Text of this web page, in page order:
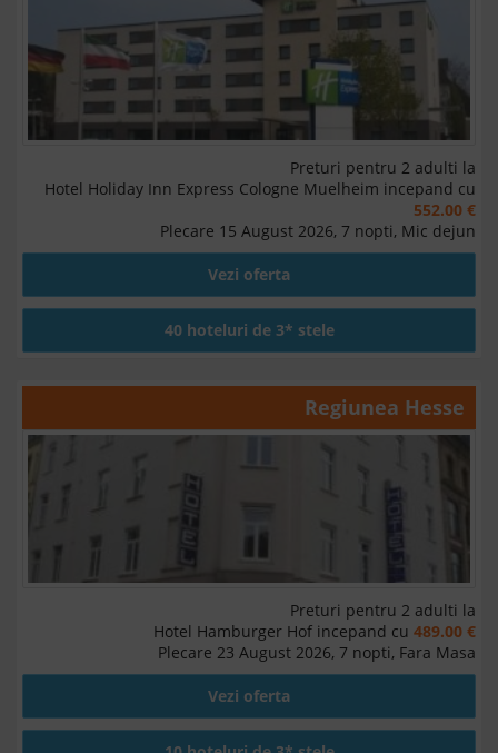
Preturi pentru 2 adulti la
Hotel Holiday Inn Express Cologne Muelheim incepand cu
552.00 €
Plecare 15 August 2026, 7 nopti, Mic dejun
Vezi oferta
40 hoteluri de 3* stele
Regiunea Hesse
Preturi pentru 2 adulti la
Hotel Hamburger Hof incepand cu 489.00 €
Plecare 23 August 2026, 7 nopti, Fara Masa
Vezi oferta